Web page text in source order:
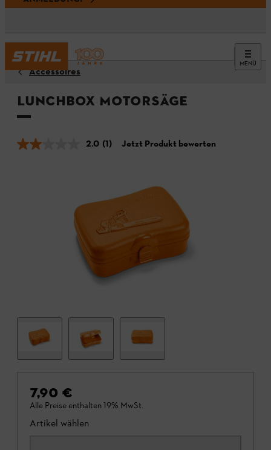
MENÜ
Accessoires
Lunchbox Motorsäge
2.0 (1) Jetzt Produkt bewerten
7,90 €
Alle Preise enthalten 19% MwSt.
Artikel wählen